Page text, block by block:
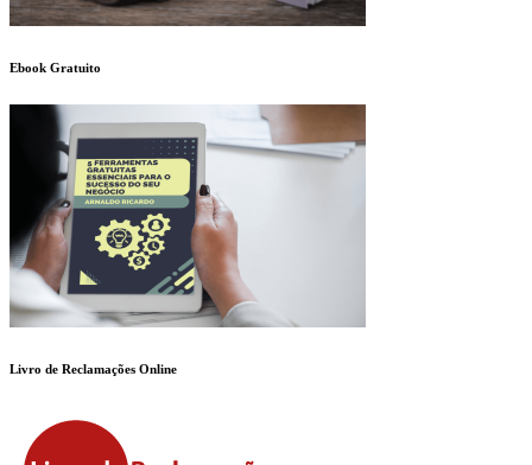
Ebook Gratuito
Livro de Reclamações Online